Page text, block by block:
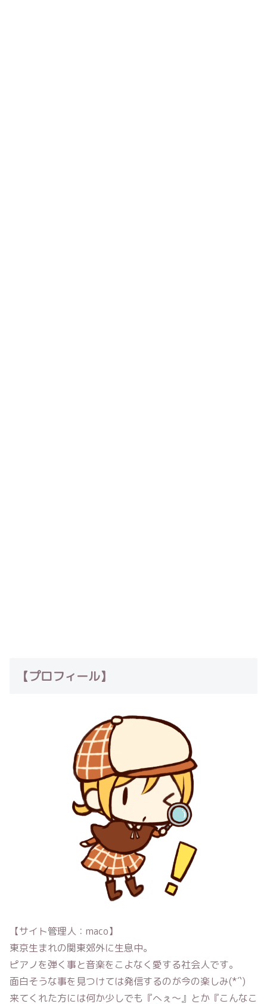
【プロフィール】
【サイト管理人：maco】
東京生まれの関東郊外に生息中。
ピアノを弾く事と音楽をこよなく愛する社会人です。
面白そうな事を見つけては発信するのが今の楽しみ(*´`)
来てくれた方には何か少しでも『へぇ〜』とか『こんなこ